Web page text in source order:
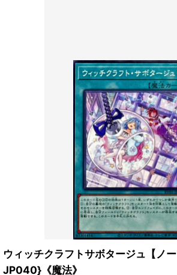
ウィッチクラフトサボタージュ【ノ
JP040}《魔法》